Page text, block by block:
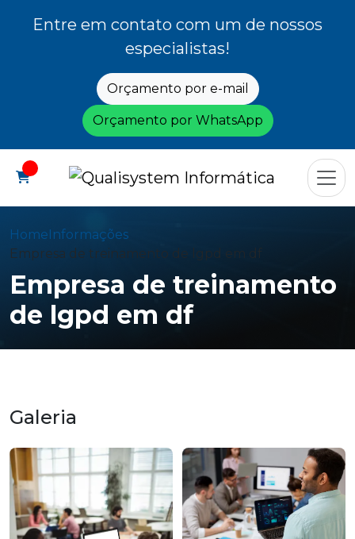
Entre em contato com um de nossos
especialistas!
Orçamento por e-mail
Orçamento por WhatsApp
HomeInformações
Empresa de treinamento de lgpd em df
Empresa de treinamento
de lgpd em df
Galeria